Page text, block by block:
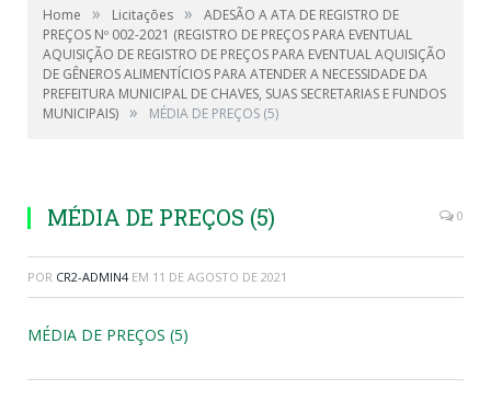
Home » Licitações »
ADESÃO A ATA DE REGISTRO DE
PREÇOS Nº 002-2021 (REGISTRO DE PREÇOS PARA EVENTUAL
AQUISIÇÃO DE REGISTRO DE PREÇOS PARA EVENTUAL AQUISIÇÃO
DE GÊNEROS ALIMENTÍCIOS PARA ATENDER A NECESSIDADE DA
PREFEITURA MUNICIPAL DE CHAVES, SUAS SECRETARIAS E FUNDOS
MUNICIPAIS) » MÉDIA DE PREÇOS (5)
MÉDIA DE PREÇOS (5) 0
POR CR2-ADMIN4 EM 11 DE AGOSTO DE 2021
MÉDIA DE PREÇOS (5)